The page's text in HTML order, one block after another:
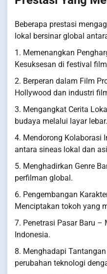
Beberapa prestasi
lokal bersinar global
1. Memenangkan
Kesuksesan di festival
2. Berperan dalam Film
Hollywood dan industri
3. Mengangkat Cerita
budaya melalui layar lebar.
4. Mendorong Kolaborasi
antara sineas lokal dan
5. Menghadirkan Genre
perfilman global.
6. Pengembangan
Menciptakan tokoh yang
7. Penetrasi Pasar Baru
Indonesia.
8. Menghadapi
perubahan teknologi